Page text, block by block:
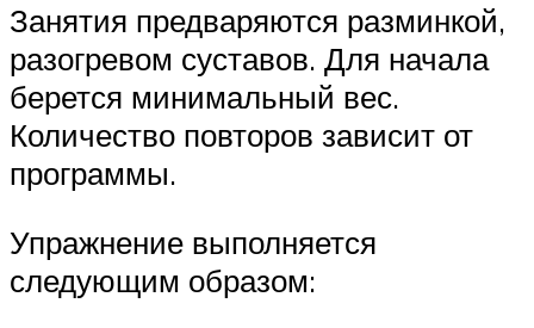
Занятия предваряются разминкой,
разогревом суставов. Для начала
берется минимальный вес.
Количество повторов зависит от
программы.
Упражнение выполняется
следующим образом: